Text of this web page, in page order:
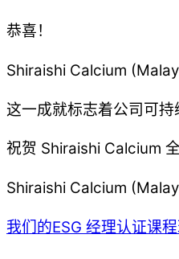
恭喜！
Shiraishi Calcium
这一成就标志着公司可
祝贺 Shiraishi Calcium
Shiraishi Calcium
我们的ESG 经理认证课